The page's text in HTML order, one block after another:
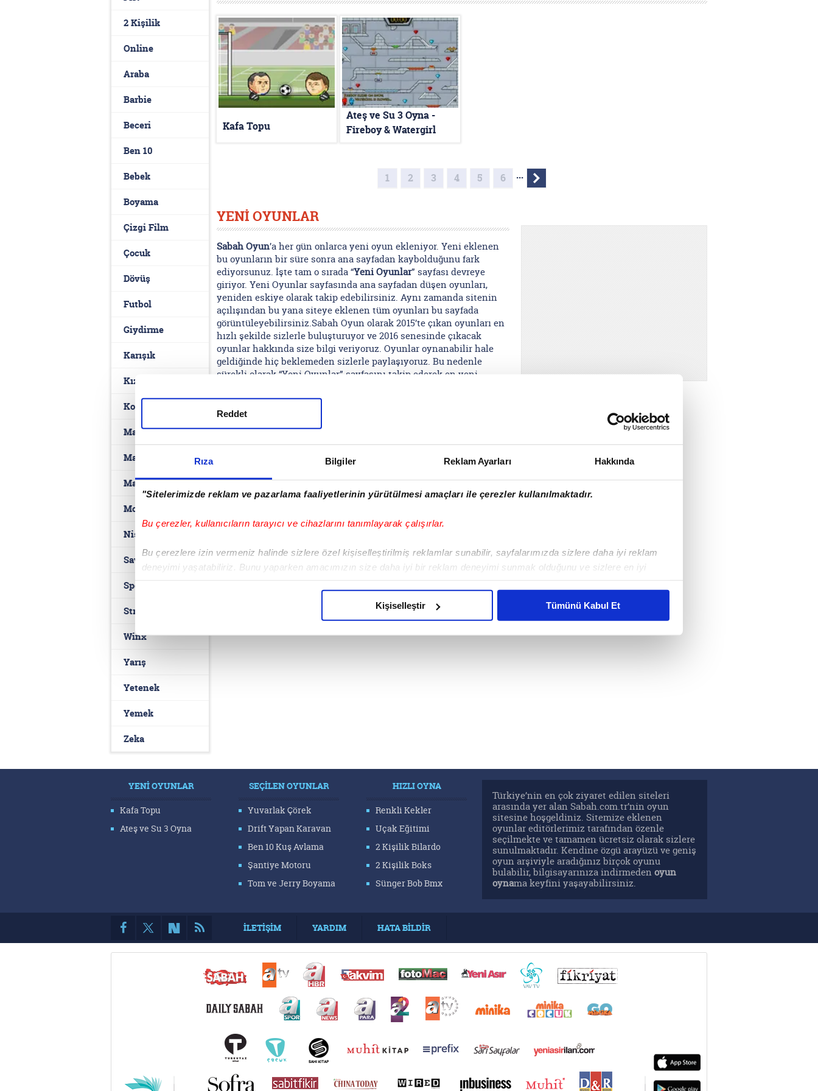
Rıza Bilgiler Reklam Ayarları Hakkında
"Sitelerimizde reklam ve pazarlama faaliyetlerinin yürütülmesi amaçları ile çerezler kullanılmaktadır.
Bu çerezler, kullanıcıların tarayıcı ve cihazlarını tanımlayarak çalışırlar.
Bu çerezlere izin vermeniz halinde sizlere özel kişiselleştirilmiş reklamlar sunabilir, sayfalarımızda sizlere daha iyi reklam
deneyimi yaşatabiliriz. Bunu yaparken amacımızın size daha iyi bir reklam deneyimi sunmak olduğunu ve sizlere en iyi
çerezler vasıtasıyla çeşitli kişisel verileriniz işlenmekte olup gerekli olan çerezler bilgi toplumu hizmetlerinin sunulması
amacıyla kullanılmaktadır. Diğer çerezler, sitemizin daha işlevsel kılınması ve kişiselleştirilmesi ve sizlere yönelik
butonuna tıklayabilir,
6698 sayılı Kişisel Verilerin Korunması Kanunu uyarınca hazırlanmış Aydınlatma Metnimizi okumak ve sitemizde ilgili
mevzuata uygun olarak kullanılan çerezlerle ilgili bilgi almak için lütfen
Reddet
Kişiselleştir Tümünü Kabul Et
2 Kişilik
Online
Araba
Barbie
Beceri
Ben 10
Bebek
Boyama
Çizgi Film
Çocuk
Dövüş
Futbol
Giydirme
Karışık
Kız
Komik
Macera
Makyaj
Mario
Motor
Nişan
Savaş
Spor
Strateji
Winx
Yarış
Yetenek
Yemek
Zeka
Kafa Topu
Ateş ve Su 3 Oyna -
Fireboy & Watergirl
1 2 3 4 5 6 ...
YENİ OYUNLAR
Sabah Oyun’a her gün onlarca yeni oyun ekleniyor. Yeni eklenen
bu oyunların bir süre sonra ana sayfadan kaybolduğunu fark
ediyorsunuz. İşte tam o sırada “Yeni Oyunlar” sayfası devreye
giriyor. Yeni Oyunlar sayfasında ana sayfadan düşen oyunları,
yeniden eskiye olarak takip edebilirsiniz. Aynı zamanda sitenin
açılışından bu yana siteye eklenen tüm oyunları bu sayfada
görüntüleyebilirsiniz.Sabah Oyun olarak 2015’te çıkan oyunları en
hızlı şekilde sizlerle buluşturuyor ve 2016 senesinde çıkacak
oyunlar hakkında size bilgi veriyoruz. Oyunlar oynanabilir hale
geldiğinde hiç beklemeden sizlerle paylaşıyoruz. Bu nedenle
sürekli olarak “Yeni Oyunlar” sayfasını takip ederek en yeni
başlayabilirsiniz.
YENİ OYUNLAR
Kafa Topu
Ateş ve Su 3 Oyna
SEÇİLEN OYUNLAR
Yuvarlak Çörek
Drift Yapan Karavan
Ben 10 Kuş Avlama
Şantiye Motoru
Tom ve Jerry Boyama
HIZLI OYNA
Renkli Kekler
Uçak Eğitimi
2 Kişilik Bilardo
2 Kişilik Boks
Sünger Bob Bmx
Türkiye’nin en çok ziyaret edilen siteleri
arasında yer alan Sabah.com.tr’nin oyun
sitesine hoşgeldiniz. Sitemize eklenen
oyunlar editörlerimiz tarafından özenle
seçilmekte ve tamamen ücretsiz olarak sizlere
sunulmaktadır. Kendine özgü arayüzü ve geniş
oyun arşiviyle aradığınız birçok oyunu
bulabilir, bilgisayarınıza indirmedenoyun
oynama keyfini yaşayabilirsiniz.
İLETİŞİM YARDIM HATA BİLDİR